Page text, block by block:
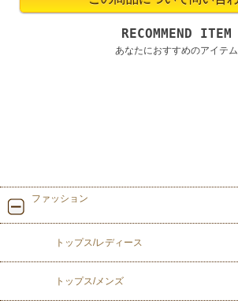
RECOMMEND ITEM
あなたにおすすめのアイテム
ファッション
トップス/レディース
トップス/メンズ